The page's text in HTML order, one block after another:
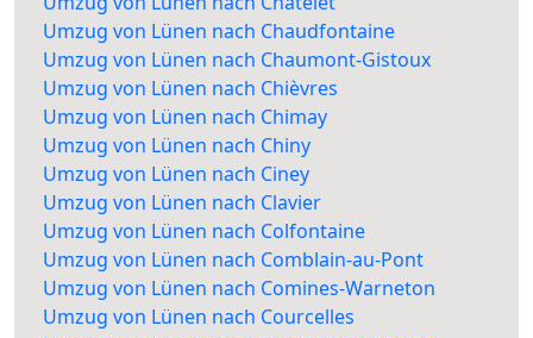
Umzug von Lünen nach Chaudfontaine
Umzug von Lünen nach Chaumont-Gistoux
Umzug von Lünen nach Chièvres
Umzug von Lünen nach Chimay
Umzug von Lünen nach Chiny
Umzug von Lünen nach Ciney
Umzug von Lünen nach Clavier
Umzug von Lünen nach Colfontaine
Umzug von Lünen nach Comblain-au-Pont
Umzug von Lünen nach Comines-Warneton
Umzug von Lünen nach Courcelles